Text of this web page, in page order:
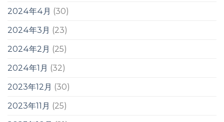
2024年4月 (30)
2024年3月 (23)
2024年2月 (25)
2024年1月 (32)
2023年12月 (30)
2023年11月 (25)